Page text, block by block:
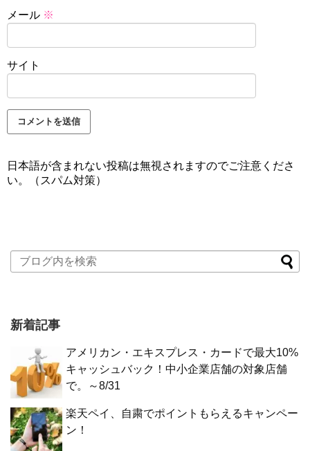
メール ※
サイト
日本語が含まれない投稿は無視されますのでご注意くださ
い。（スパム対策）
新着記事
アメリカン・エキスプレス・カードで最大10%
キャッシュバック！中小企業店舗の対象店舗
で。～8/31
楽天ペイ、自粛でポイントもらえるキャンペー
ン！